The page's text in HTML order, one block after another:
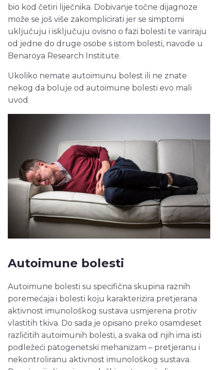
bio kod četiri liječnika. Dobivanje točne dijagnoze
može se još više zakomplicirati jer se simptomi
uključuju i isključuju ovisno o fazi bolesti te variraju
od jedne do druge osobe s istom bolesti, navode u
Benaroya Research Institute.
Ukoliko nemate autoimunu bolest ili ne znate
nekog da boluje od autoimune bolesti evo mali
uvod.
Autoimune bolesti
Autoimune bolesti su specifična skupina raznih
poremećaja i bolesti koju karakterizira pretjerana
aktivnost imunološkog sustava usmjerena protiv
vlastitih tkiva. Do sada je opisano preko osamdeset
različitih autoimunih bolesti, a svaka od njih ima isti
podležeći patogenetski mehanizam – pretjeranu i
nekontroliranu aktivnost imunološkog sustava.